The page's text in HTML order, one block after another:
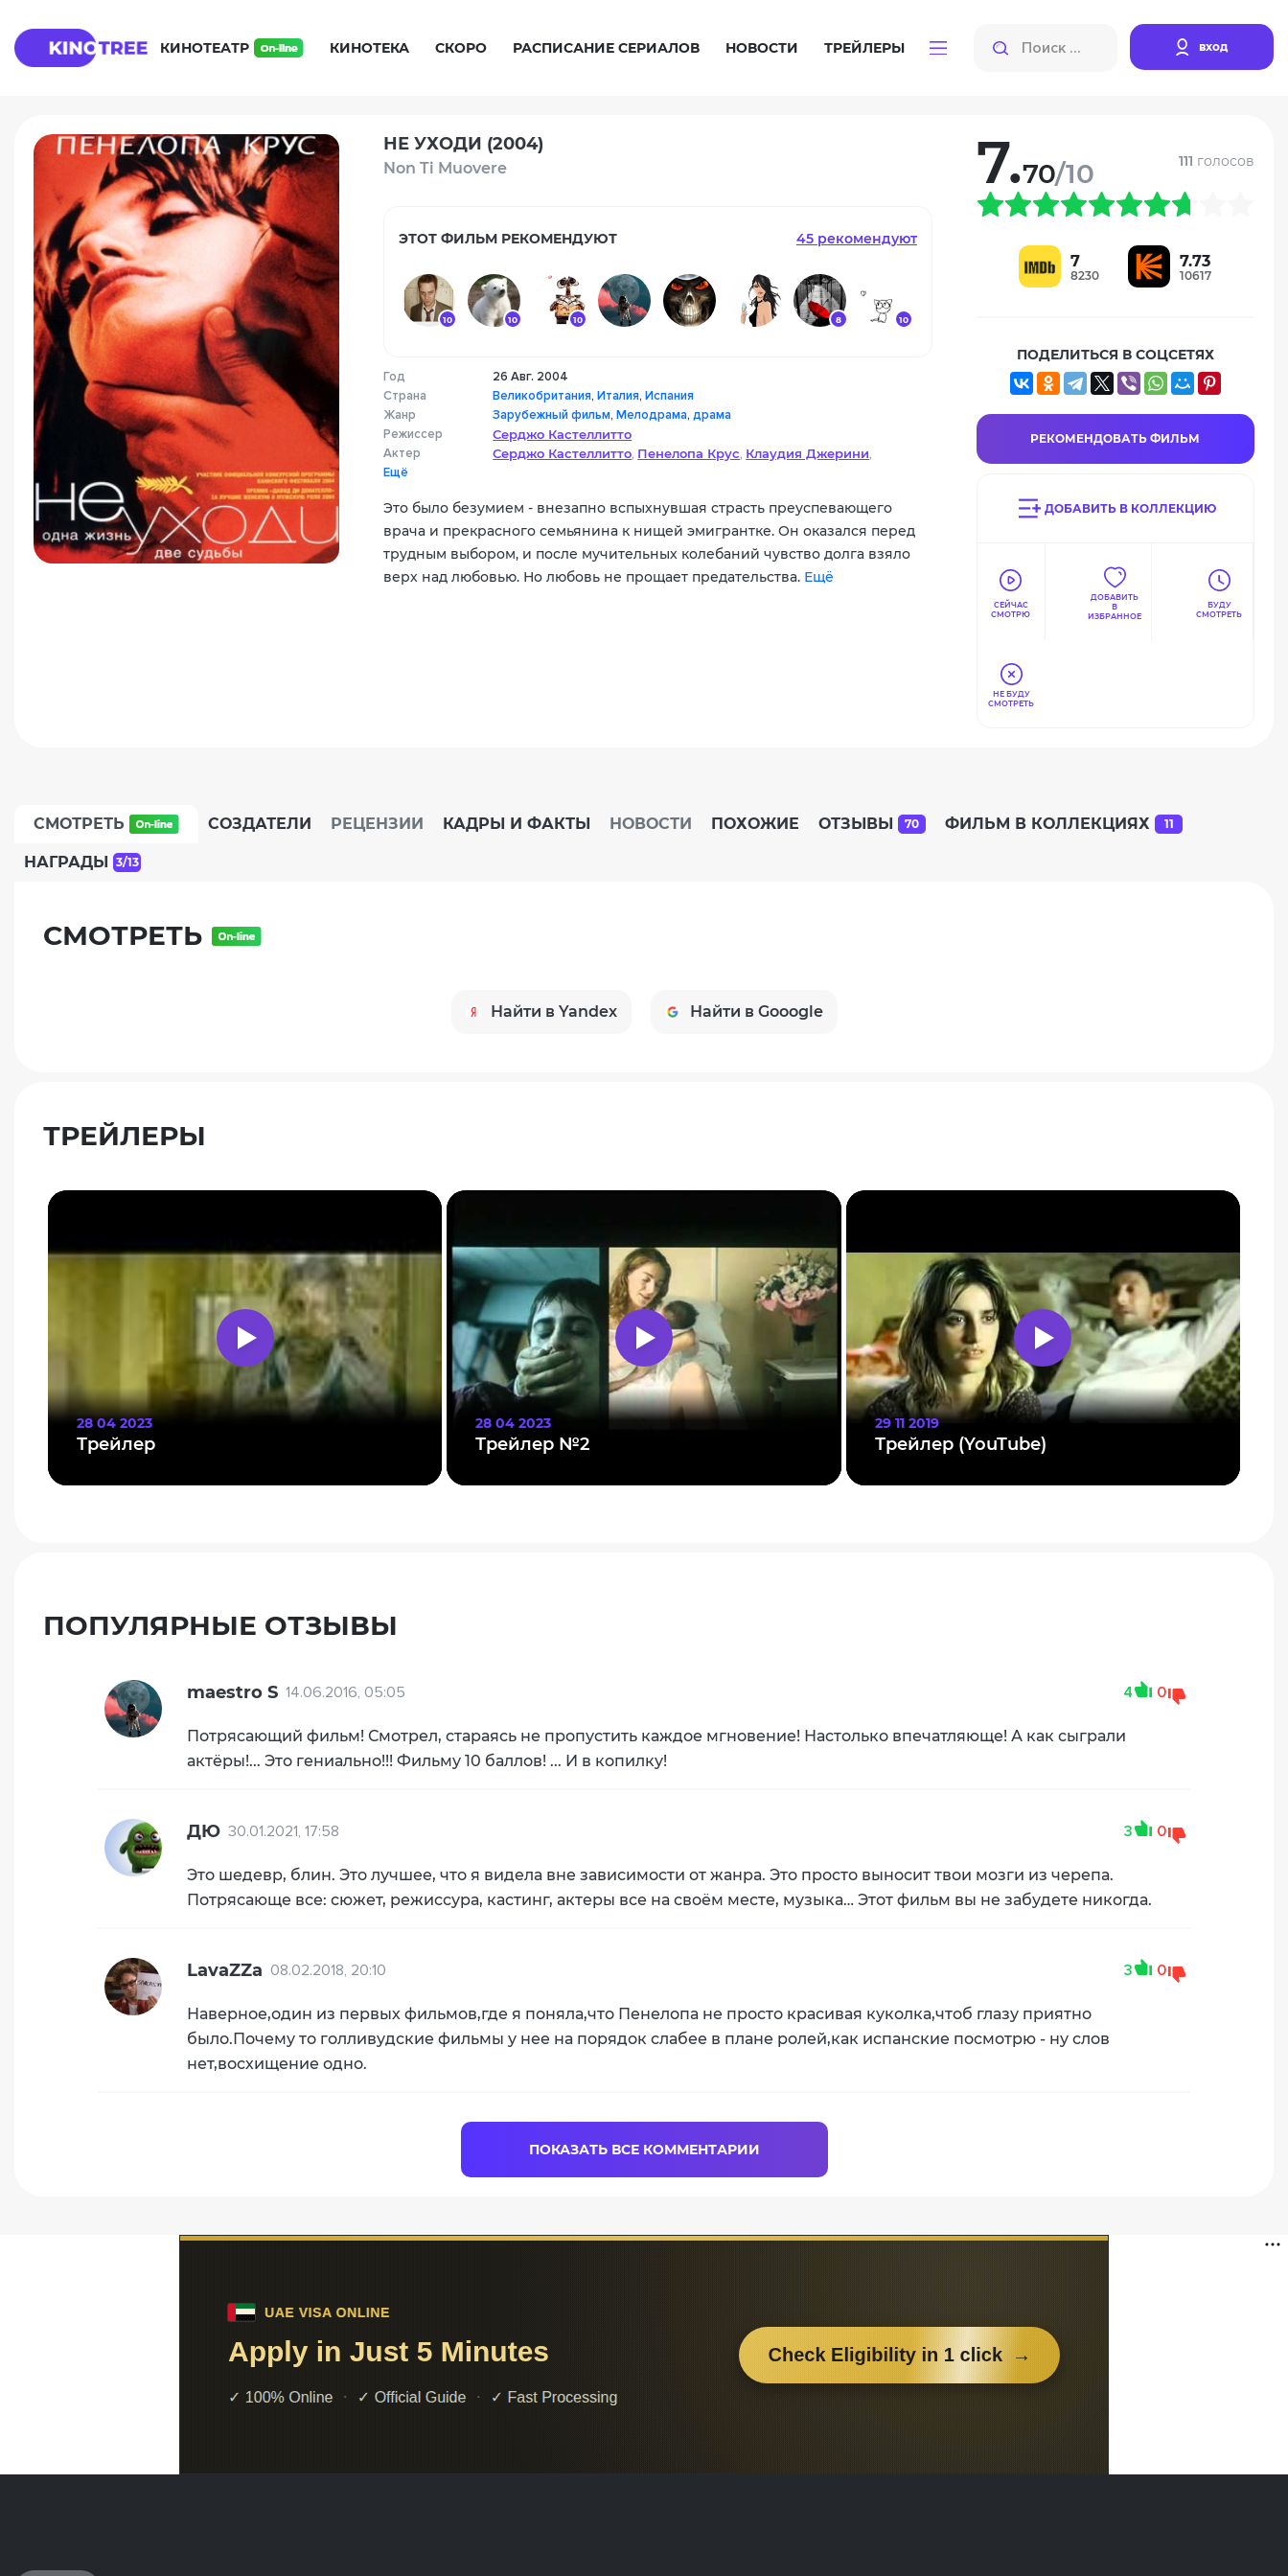
КИНОТЕАТР КИНОТЕКА СКОРО РАСПИСАНИЕ СЕРИАЛОВ НОВОСТИ ТРЕЙЛЕРЫ вход
НЕ УХОДИ (2004)
Non Ti Muovere
ЭТОТ ФИЛЬМ РЕКОМЕНДУЮТ 45 рекомендуют
10 10 10 8 10
Год
Страна
Жанр
Режиссер
Актер
Ещё
26 Авг. 2004
Великобритания,Италия,Испания
Зарубежный фильм,Мелодрама,драма
Серджо Кастеллитто
Серджо Кастеллитто, Пенелопа Крус, Клаудия Джерини,
Анна Элиза Кордиско
Это было безумием - внезапно вспыхнувшая страсть преуспевающего
врача и прекрасного семьянина к нищей эмигрантке. Он оказался перед
трудным выбором, и после мучительных колебаний чувство долга взяло
верх над любовью. Но любовь не прощает предательства. Ещё
7.70/10 111 голосов
7
8230
7.73
10617
ПОДЕЛИТЬСЯ В СОЦСЕТЯХ
РЕКОМЕНДОВАТЬ ФИЛЬМ
ДОБАВИТЬ В КОЛЛЕКЦИЮ
СЕЙЧАС
СМОТРЮ
ДОБАВИТЬ
В
ИЗБРАННОЕ
БУДУ
СМОТРЕТЬ
НЕ БУДУ
СМОТРЕТЬ
СМОТРЕТЬ СОЗДАТЕЛИ РЕЦЕНЗИИ КАДРЫ И ФАКТЫ НОВОСТИ ПОХОЖИЕ ОТЗЫВЫ 70 ФИЛЬМ В КОЛЛЕКЦИЯХ 11
НАГРАДЫ 3/13
СМОТРЕТЬ
Найти в Yandex Найти в Gooogle
ТРЕЙЛЕРЫ
28 04 2023
Трейлер
28 04 2023
Трейлер №2
29 11 2019
Трейлер (YouTube)
ПОПУЛЯРНЫЕ ОТЗЫВЫ
maestro S 14.06.2016, 05:05 4 0
Потрясающий фильм! Смотрел, стараясь не пропустить каждое мгновение! Настолько впечатляюще! А как сыграли
актёры!... Это гениально!!! Фильму 10 баллов! ... И в копилку!
ДЮ 30.01.2021, 17:58 3 0
Это шедевр, блин. Это лучшее, что я видела вне зависимости от жанра. Это просто выносит твои мозги из черепа.
Потрясающе все: сюжет, режиссура, кастинг, актеры все на своём месте, музыка… Этот фильм вы не забудете никогда.
LavaZZa 08.02.2018, 20:10 3 0
Наверное,один из первых фильмов,где я поняла,что Пенелопа не просто красивая куколка,чтоб глазу приятно
было.Почему то голливудские фильмы у нее на порядок слабее в плане ролей,как испанские посмотрю - ну слов
нет,восхищение одно.
ПОКАЗАТЬ ВСЕ КОММЕНТАРИИ